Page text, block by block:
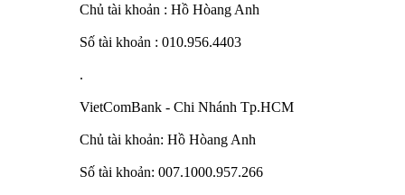
Chủ tài khoản : Hồ Hòang Anh
Số tài khoản : 010.956.4403
.
VietComBank - Chi Nhánh Tp.HCM
Chủ tài khoản: Hồ Hòang Anh
Số tài khoản: 007.1000.957.266